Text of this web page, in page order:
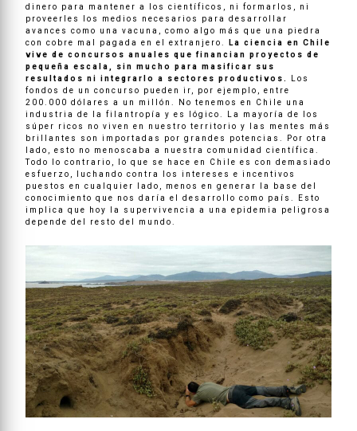
dinero para mantener a los científicos, ni formarlos, ni
proveerles los medios necesarios para desarrollar
avances como una vacuna, como algo más que una piedra
con cobre mal pagada en el extranjero.
La ciencia en Chile
vive de concursos anuales que financian proyectos de
pequeña escala, sin mucho para masificar sus
resultados ni integrarlo a sectores productivos.
Los
fondos de un concurso pueden ir, por ejemplo, entre
200.000 dólares a un millón. No tenemos en Chile una
industria de la filantropía y es lógico. La mayoría de los
súper ricos no viven en nuestro territorio y las mentes más
brillantes son importadas por grandes potencias. Por otra
lado, esto no menoscaba a nuestra comunidad científica.
Todo lo contrario, lo que se hace en Chile es con demasiado
esfuerzo, luchando contra los intereses e incentivos
puestos en cualquier lado, menos en generar la base del
conocimiento que nos daría el desarrollo como país. Esto
implica que hoy la supervivencia a una epidemia peligrosa
depende del resto del mundo.